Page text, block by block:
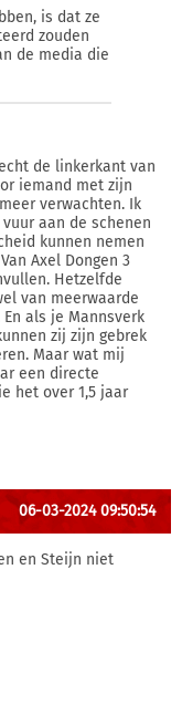
is dat ze
zouden
de media die
de linkerkant van
iemand met zijn
verwachten. Ik
aan de schenen
kunnen nemen
Axel Dongen 3
Hetzelfde
van meerwaarde
als je Mannsverk
zij zijn gebrek
Maar wat mij
een directe
het over 1,5 jaar
06-03-2024 09:50:54
en Steijn niet